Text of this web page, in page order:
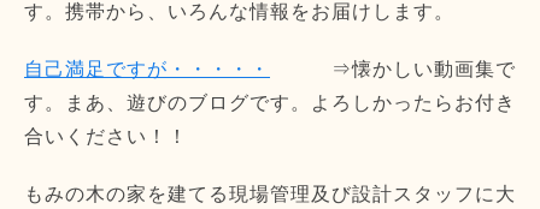
す。携帯から、いろんな情報をお届けします。
自己満足ですが・・・・・
⇒懐かしい動画集で
す。まあ、遊びのブログです。よろしかったらお付き
合いください！！
もみの木の家を建てる現場管理及び設計スタッフに大